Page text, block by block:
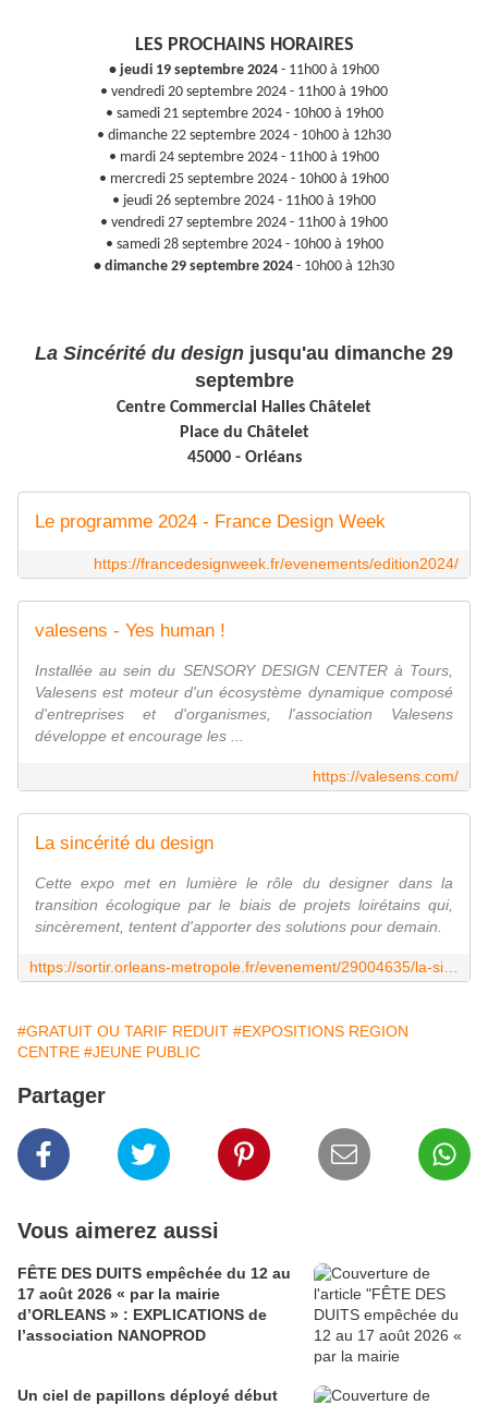
LES PROCHAINS HORAIRES
• jeudi 19 septembre 2024 - 11h00 à 19h00
• vendredi 20 septembre 2024 - 11h00 à 19h00
• samedi 21 septembre 2024 - 10h00 à 19h00
• dimanche 22 septembre 2024 - 10h00 à 12h30
• mardi 24 septembre 2024 - 11h00 à 19h00
• mercredi 25 septembre 2024 - 10h00 à 19h00
• jeudi 26 septembre 2024 - 11h00 à 19h00
• vendredi 27 septembre 2024 - 11h00 à 19h00
• samedi 28 septembre 2024 - 10h00 à 19h00
• dimanche 29 septembre 2024 - 10h00 à 12h30
La Sincérité du design jusqu'au dimanche 29
septembre
Centre Commercial Halles Châtelet
Place du Châtelet
45000 - Orléans
Le programme 2024 - France Design Week
https://francedesignweek.fr/evenements/edition2024/
valesens - Yes human !
Installée au sein du SENSORY DESIGN CENTER à Tours,
Valesens est moteur d'un écosystème dynamique composé
d'entreprises et d'organismes, l'association Valesens
développe et encourage les ...
https://valesens.com/
La sincérité du design
Cette expo met en lumière le rôle du designer dans la
transition écologique par le biais de projets loirétains qui,
sincèrement, tentent d'apporter des solutions pour demain.
#GRATUIT OU TARIF REDUIT #EXPOSITIONS REGION
CENTRE #JEUNE PUBLIC
Partager
Vous aimerez aussi
FÊTE DES DUITS empêchée du 12 au
17 août 2026 « par la mairie
d’ORLEANS » : EXPLICATIONS de
l’association NANOPROD
Un ciel de papillons déployé début